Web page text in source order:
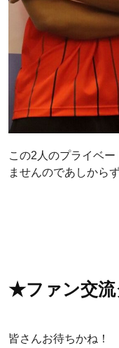
この2人のプライベ
ませんのであしからず
★ファン交流
皆さんお待ちかね！